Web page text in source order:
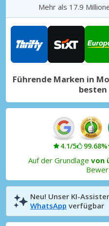
Mehr als 17.9
Führende Marken in
besten
4.1/5 99.68%
Auf der Grundlage von
Neu! Unser KI-
WhatsApp verfügbar